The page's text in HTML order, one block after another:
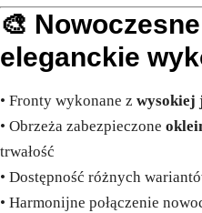
🎨
eleganckie
• Fronty wykonane z wysokiej
• Obrzeża zabezpieczone
trwałość
• Dostępność różnych
• Harmonijne połączenie